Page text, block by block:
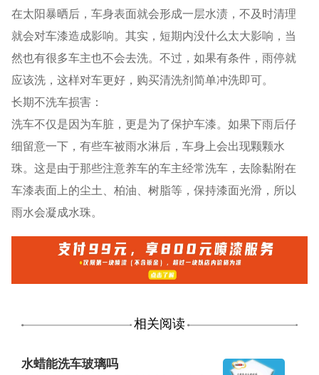
在太阳暴晒后，车身表面就会形成一层水渍，不及时清理
就会对车漆造成影响。其实，短期内没什么太大影响，当
然也有很多车主也不会去洗。不过，如果有条件，雨停就
应该洗，这样对车更好，购买清洗剂简单冲洗即可。
长期不洗车损害：
洗车不仅是因为车脏，更是为了保护车漆。如果下雨后仔
细留意一下，有些车被雨水淋后，车身上会出现颗颗水
珠。这是由于那些注意养车的车主经常洗车，去除黏附在
车漆表面上的尘土、柏油、树脂等，保持漆面光滑，所以
雨水会凝成水珠。
相关阅读
水蜡能洗车玻璃吗